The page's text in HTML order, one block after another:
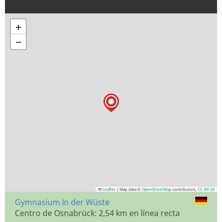
+
−
Leaflet | Map data © OpenStreetMap contributors, CC-BY-SA
Gymnasium In der Wüste
Centro de Osnabrück: 2,54 km en línea recta